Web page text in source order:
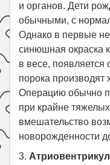
и органов. Дети
обычными, с
Однако в первые
синюшная окраска
в весе,
порока производят
Операцию обычно
при крайне
вмешательство
новорожденности
3.